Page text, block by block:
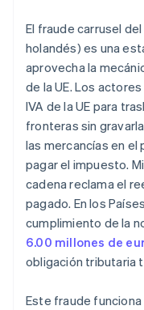
El fraude carrusel del
holandés) es una
aprovecha la
de la UE. Los
IVA de la UE para
fronteras sin
las mercancías en el
pagar el impuesto.
cadena reclama el
pagado. En los
cumplimiento de la
6.00 millones de
obligación tributaria
Este fraude